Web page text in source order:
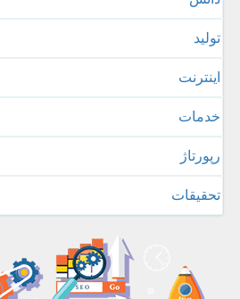
تولید
اینترنت
خدمات
رپورتاژ
تحقیقات